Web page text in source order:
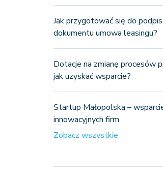
Jak przygotować się do
dokumentu umowa leasingu?
Dotacje na zmianę procesów
jak uzyskać wsparcie?
Startup Małopolska –
innowacyjnych firm
Zobacz wszystkie